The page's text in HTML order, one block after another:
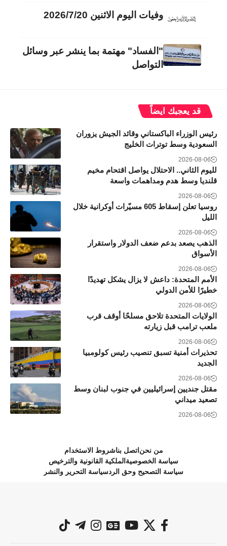
وفيات اليوم الاثنين 2026/7/20
"الفساد" مهتمة بما ينشر عبر وسائل
التواصل
قد يعجبك ايضاً
رئيس الوزراء الباكستاني وقائد الجيش يزوران
السعودية وسط توترات الخليج
2026-08-06
لليوم الثاني.. الاحتلال يواصل اقتحام مخيم
قلنديا وسط هدم ومداهمات واسعة
2026-08-06
روسيا تعلن إسقاط 605 مسيّرات أوكرانية خلال
الليل
2026-08-06
الذهب يصعد بدعم ضعف الدولار واستقرار
الأسواق
2026-08-06
الأمم المتحدة: داعش لا يزال يشكل تهديدًا
خطيرًا للأمن الدولي
2026-08-06
الولايات المتحدة تلاحق مسلحًا أوقف قرب
ملعب ترامب قبل زيارته
2026-08-06
تحذيرات أمنية تسبق تنصيب رئيس كولومبيا
الجديد
2026-08-06
مقتل جنديين إسرائيليين في جنوب لبنان وسط
تصعيد ميداني
2026-08-06
من نحن اتصل بناشروط الاستخدام
سياسة الخصوصية الملكية القانونية والترخيص
سياسة التصحيح وحق الردسياسة التحرير والنشر